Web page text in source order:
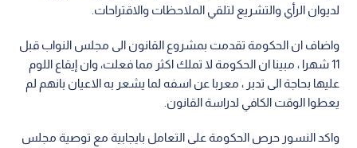
لديوان الرأي والتشريع لتلقي الملاحظات والاقتراحات.
واضاف ان الحكومة تقدمت بمشروع القانون الى مجلس النواب قبل
11 شهرا ، مبينا ان الحكومة لا تملك اكثر مما فعلت، وان إيقاع اللوم
عليها بحاجة الى تدبر ، معربا عن اسفه لما يشعر به الاعيان بانهم لم
يعطوا الوقت الكافي لدراسة القانون.
واكد النسور حرص الحكومة على التعامل بايجابية مع توصية مجلس